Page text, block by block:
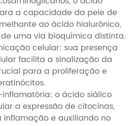
a capacidade da pele de
ao ácido hialurônico,
uma via bioquímica distinta.
celular: sua presença
facilita a sinalização da
para a proliferação e
o ácido siálico
a expressão de citocinas,
inflamação e auxiliando no